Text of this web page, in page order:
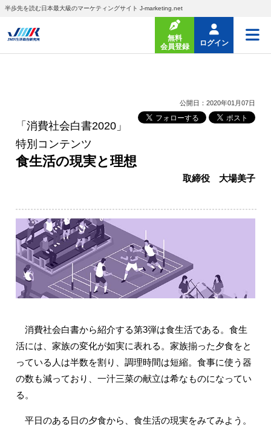
半歩先を読む日本最大級のマーケティングサイト J-marketing.net
無料
会員登録
ログイン
公開日：2020年01月07日
「消費社会白書2020」
特別コンテンツ
食生活の現実と理想
取締役 大場美子
消費社会白書から紹介する第3弾は食生活である。食生
活には、家族の変化が如実に表れる。家族揃った夕食をと
っている人は半数を割り、調理時間は短縮。食事に使う器
の数も減っており、一汁三菜の献立は希なものになってい
る。
平日のある日の夕食から、食生活の現実をみてみよう。